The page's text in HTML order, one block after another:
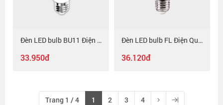
Đèn LED bulb BU11 Điện Quang ĐQ LEDBU11A60 7W, chụp cầu mờ
33.950đ
Đèn LED bulb FL Điện Quang ĐQ LEDBUFL03 A60 04727 ( 4w, warmwhite, vỏ thủy tinh )
36.120đ
Trang 1 / 4 1 2 3 4